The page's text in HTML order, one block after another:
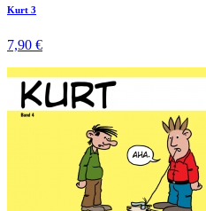
Kurt 3
7,90 €